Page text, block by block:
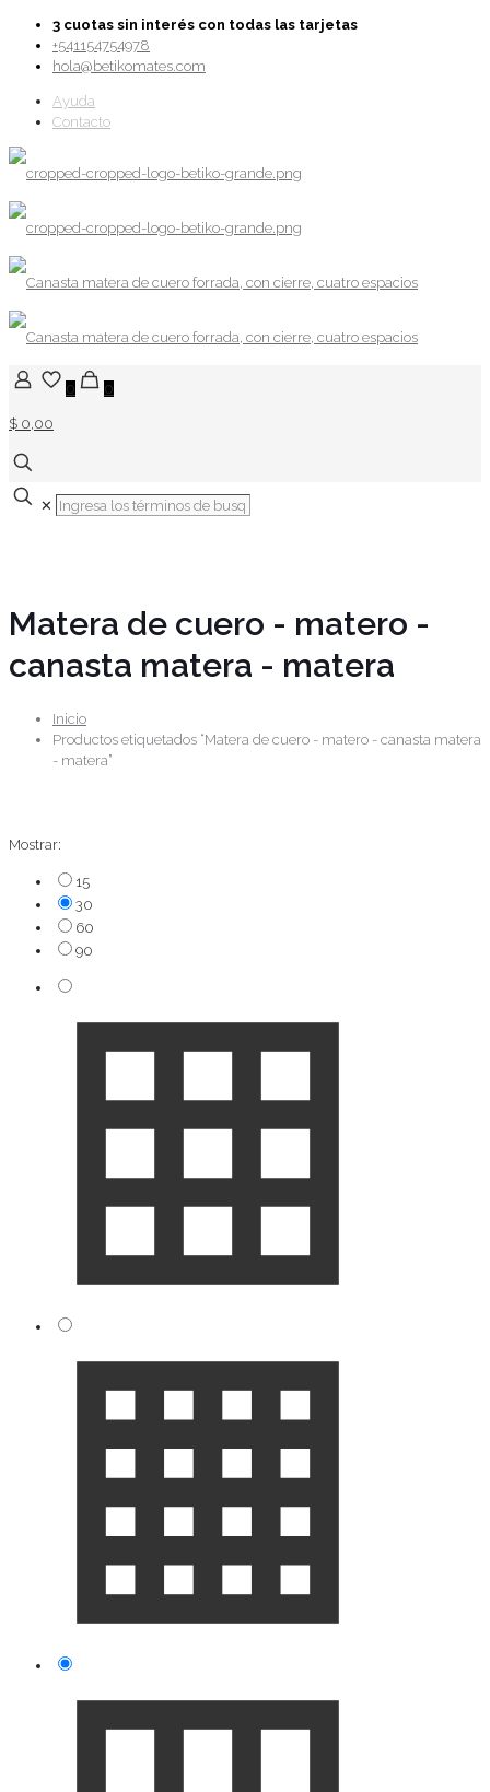
3 cuotas sin interés con todas las tarjetas
+541154754978
hola@betikomates.com
Ayuda
Contacto
0 0
$ 0,00
✕
Matera de cuero - matero -
canasta matera - matera
Inicio
Productos etiquetados “Matera de cuero - matero - canasta matera
- matera”
Mostrar:
15
30
60
90